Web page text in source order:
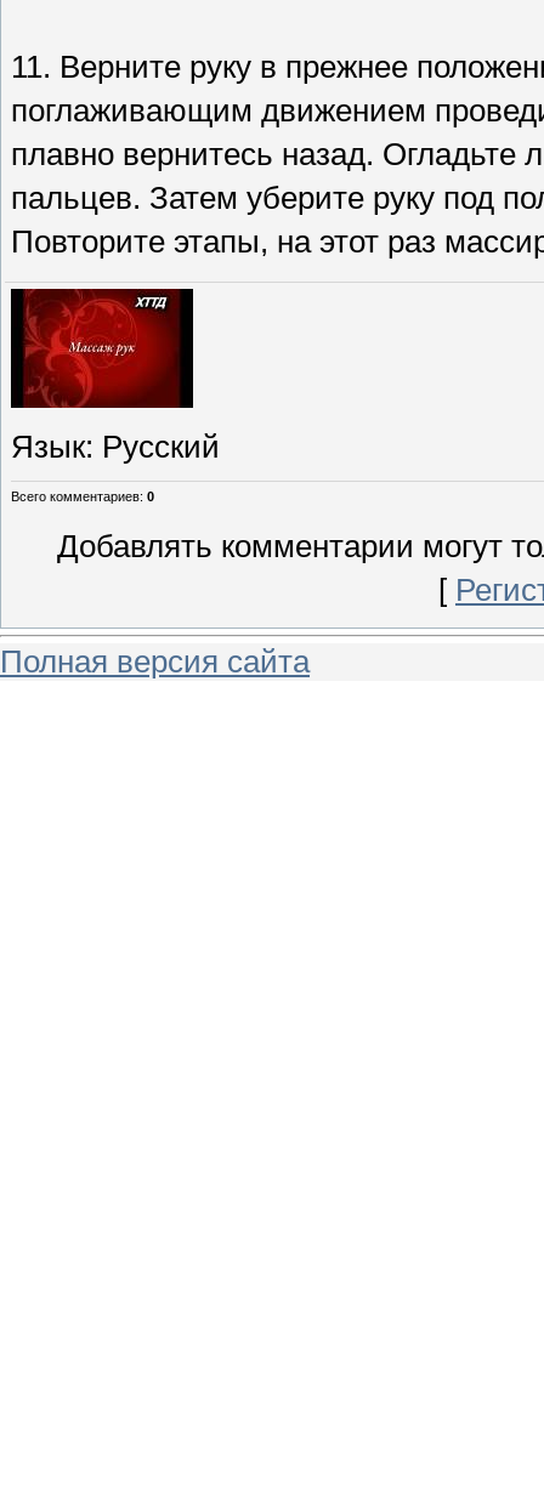
11. Верните руку в прежнее
поглаживающим движением
плавно вернитесь назад. Огладьте
пальцев. Затем уберите руку под
Повторите этапы, на этот раз
Язык: Русский
Всего комментариев: 0
Добавлять комментарии могут
[
Полная версия сайта